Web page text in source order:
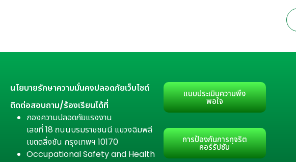
นโยบายรักษาความมั่นคงปลอดภัยเว็บไซต์
ติดต่อสอบถาม/ร้องเรียนได้ที่
กองความปลอดภัยแรงงาน
เลขที่ 18 ถนนบรมราชชนนี แขวงฉิมพลี
เขตตลิ่งชัน กรุงเทพฯ 10170
Occupational Safety and Health
แบบประเมินความพึง
พอใจ
การป้องกันการทุจริต
คอร์รัปชัน